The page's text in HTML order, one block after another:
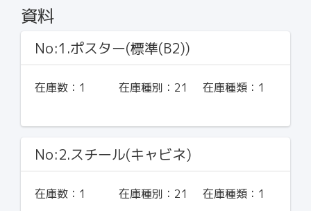
資料
No:1.ポスター(標準(B2))
在庫数： 1 在庫種別： 21 在庫種類： 1
No:2.スチール(キャビネ)
在庫数： 1 在庫種別： 21 在庫種類： 1